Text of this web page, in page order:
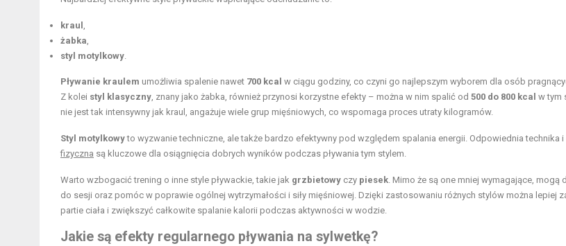
kraul ,
żabka,
styl motylkowy.
Pływanie kraulem umożliwia spalenie nawet 700 kcal w ciągu godziny, co czyni go najlepszym wyborem dla osób
Z kolei styl klasyczny, znany jako żabka, również przynosi korzystne efekty – można w nim spalić od 500 do 800 kcal w tym
nie jest tak intensywny jak kraul, angażuje wiele grup mięśniowych, co wspomaga proces utraty kilogramów.
Styl motylkowyto wyzwanie techniczne, ale także bardzo efektywny pod względem spalania energii. Odpowiednia technika i
fizyczna są kluczowe dla osiągnięcia dobrych wyników podczas pływania tym stylem.
Warto wzbogacić trening o inne style pływackie, takie jak grzbietowy czy piesek. Mimo że są one mniej wymagające, mogą
do sesji oraz pomóc w poprawie ogólnej wytrzymałości i siły mięśniowej. Dzięki zastosowaniu różnych stylów można lepiej
partie ciała i zwiększyć całkowite spalanie kalorii podczas aktywności w wodzie.
Jakie są efekty regularnego pływania na sylwetkę?